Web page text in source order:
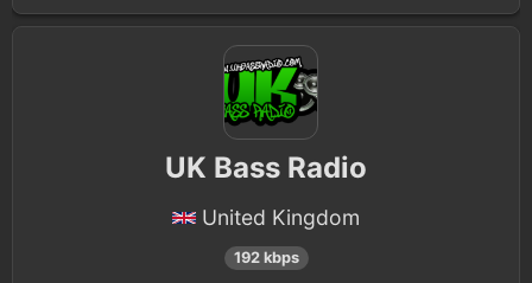
UK Bass Radio
United Kingdom
192 kbps